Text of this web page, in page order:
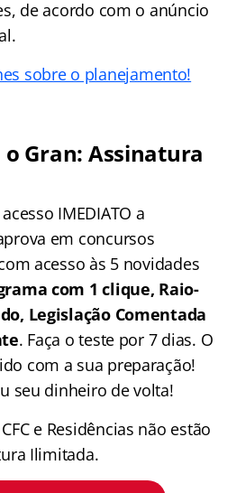
de acordo com o anúncio
sobre o planejamento!
o Gran: Assinatura
IMEDIATO a
em concursos
acesso às 5 novidades
com 1 clique, Raio-
Legislação Comentada
. Faça o teste por 7 dias. O
com a sua preparação!
seu dinheiro de volta!
e Residências não estão
Ilimitada.